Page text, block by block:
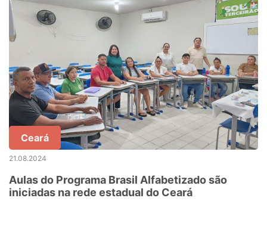
Ceará
21.08.2024
Aulas do Programa Brasil Alfabetizado são
iniciadas na rede estadual do Ceará